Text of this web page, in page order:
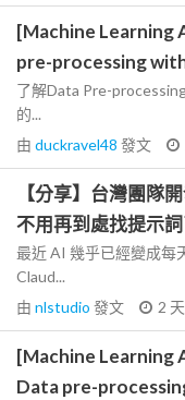
[Machine Learning
pre-processing
了解Data Pre-
的...
由 duckravel48 發文
【分享】台灣團隊
不用再到處找提示
最近 AI 幾乎已經變成每
Claud...
由 nlstudio 發文 2
[Machine Learning
Data pre-